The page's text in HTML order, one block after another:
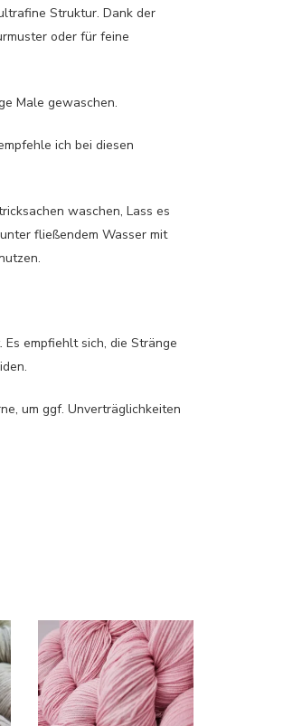
Struktur. Dank der
oder für feine
Male gewaschen.
ich bei diesen
waschen, Lass es
fließendem Wasser mit
empfiehlt sich, die Stränge
um ggf. Unverträglichkeiten